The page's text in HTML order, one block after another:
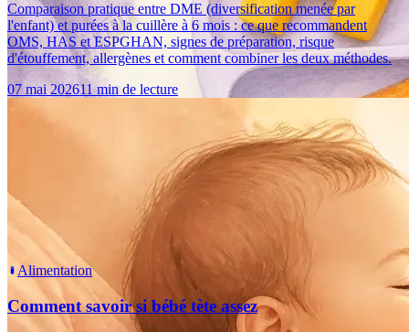
Comparaison pratique entre DME (diversification menée par
l'enfant) et purées à la cuillère à 6 mois : ce que recommandent
OMS, HAS et ESPGHAN, signes de préparation, risque
d'étouffement, allergènes et comment combiner les deux méthodes.
07 mai 202611 min de lecture
Alimentation
Comment savoir si bébé tète assez